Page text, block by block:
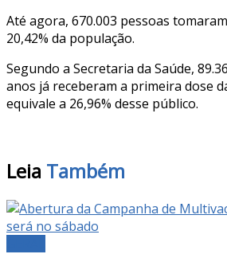
Até agora, 670.003 pessoas
20,42% da população.
Segundo a Secretaria da Saúde,
anos já receberam a primeira dose
equivale a 26,96% desse público.
Leia Também